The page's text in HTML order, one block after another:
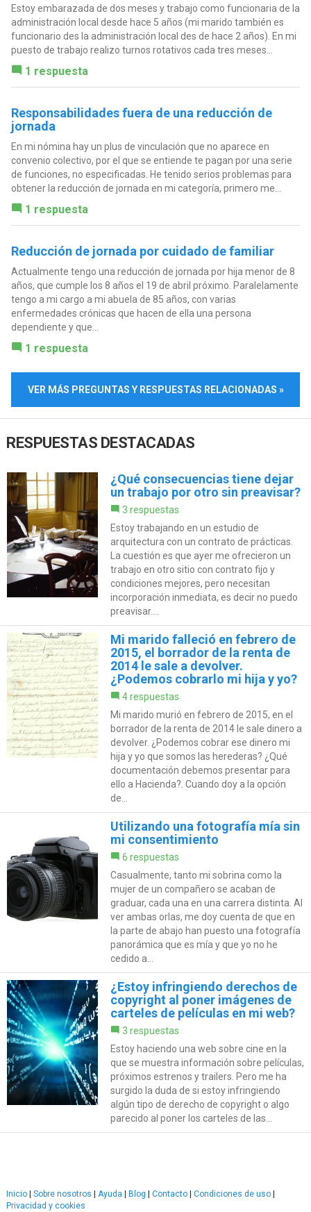
Estoy embarazada de dos meses y trabajo como funcionaria de la
administración local desde hace 5 años (mi marido también es
funcionario des la administración local des de hace 2 años). En mi
puesto de trabajo realizo turnos rotativos cada tres meses...
1 respuesta
Responsabilidades fuera de una reducción de
jornada
En mi nómina hay un plus de vinculación que no aparece en
convenio colectivo, por el que se entiende te pagan por una serie
de funciones, no especificadas. He tenido serios problemas para
obtener la reducción de jornada en mi categoría, primero me...
1 respuesta
Reducción de jornada por cuidado de familiar
Actualmente tengo una reducción de jornada por hija menor de 8
años, que cumple los 8 años el 19 de abril próximo. Paralelamente
tengo a mi cargo a mi abuela de 85 años, con varias
enfermedades crónicas que hacen de ella una persona
dependiente y que...
1 respuesta
VER MÁS PREGUNTAS Y RESPUESTAS RELACIONADAS »
RESPUESTAS DESTACADAS
¿Qué consecuencias tiene dejar
un trabajo por otro sin preavisar?
3 respuestas
Estoy trabajando en un estudio de
arquitectura con un contrato de prácticas.
La cuestión es que ayer me ofrecieron un
trabajo en otro sitio con contrato fijo y
condiciones mejores, pero necesitan
incorporación inmediata, es decir no puedo
preavisar....
Mi marido falleció en febrero de
2015, el borrador de la renta de
2014 le sale a devolver.
¿Podemos cobrarlo mi hija y yo?
4 respuestas
Mi marido murió en febrero de 2015, en el
borrador de la renta de 2014 le sale dinero a
devolver. ¿Podemos cobrar ese dinero mi
hija y yo que somos las herederas? ¿Qué
documentación debemos presentar para
ello a Hacienda?. Cuando doy a la opción
de...
Utilizando una fotografía mía sin
mi consentimiento
6 respuestas
Casualmente, tanto mi sobrina como la
mujer de un compañero se acaban de
graduar, cada una en una carrera distinta. Al
ver ambas orlas, me doy cuenta de que en
la parte de abajo han puesto una fotografía
panorámica que es mía y que yo no he
cedido a...
¿Estoy infringiendo derechos de
copyright al poner imágenes de
carteles de películas en mi web?
3 respuestas
Estoy haciendo una web sobre cine en la
que se muestra información sobre películas,
próximos estrenos y trailers. Pero me ha
surgido la duda de si estoy infringiendo
algún tipo de derecho de copyright o algo
parecido al poner los carteles de las...
Inicio | Sobre nosotros | Ayuda | Blog | Contacto | Condiciones de uso |
Privacidad y cookies